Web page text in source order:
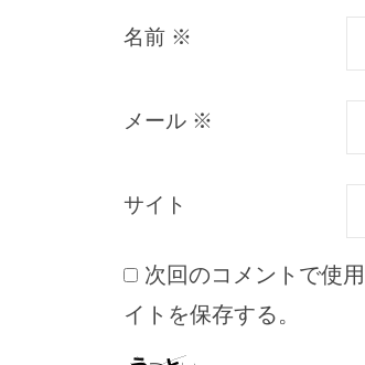
名前 ※
メール ※
サイト
次回のコメントで使
イトを保存する。